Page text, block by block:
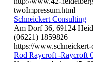
twoImpressum.html
Schneickert Consulting
Am Dorf 36, 69124
(06221) 1859826
https://www.schneickert-
Rod Raycroft -Raycroft